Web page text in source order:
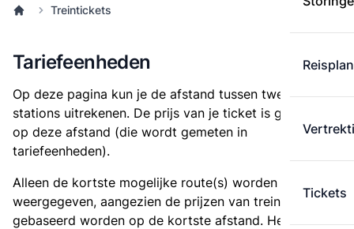
Tickets
Treintickets
Tariefeenheden
Op deze pagina kun je de afstand tussen twee
stations uitrekenen. De prijs van je ticket is gebaseerd
op deze afstand (die wordt gemeten in
tariefeenheden).
Alleen de kortste mogelijke route(s) worden
weergegeven, aangezien de prijzen van treintickets
gebaseerd worden op de kortste afstand. Het is